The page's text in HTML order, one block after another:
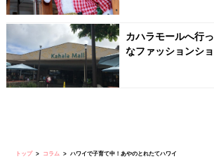
カハラモールへ行
なファッションシ
トップ コラム ハワイで子育て中！あやのとれたてハワイ